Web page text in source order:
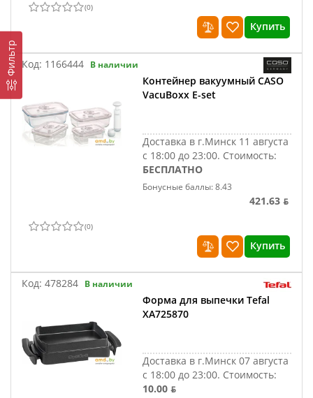
Фильтр
(0)
Купить
Код: 1166444 В наличии
Контейнер вакуумный CASO
VacuBoxx E-set
Доставка в г.Минск 11 августа
с 18:00 до 23:00. Стоимость:
БЕСПЛАТНО
Бонусные баллы: 8.43
421.63 ƃ
(0)
Купить
Код: 478284 В наличии
Форма для выпечки Tefal
XA725870
Доставка в г.Минск 07 августа
с 18:00 до 23:00. Стоимость:
10.00 ƃ